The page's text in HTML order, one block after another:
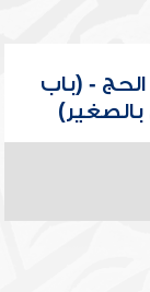
- (باب
بالصغير)